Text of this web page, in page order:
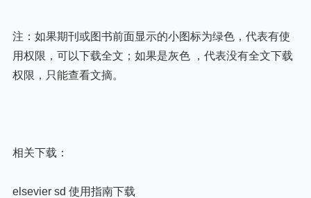
注：如果期刊或图书前面显示的小图标为绿色，代表有使
用权限，可以下载全文；如果是灰色 ，代表没有全文下载
权限，只能查看文摘。
相关下载：
elsevier sd 使用指南下载